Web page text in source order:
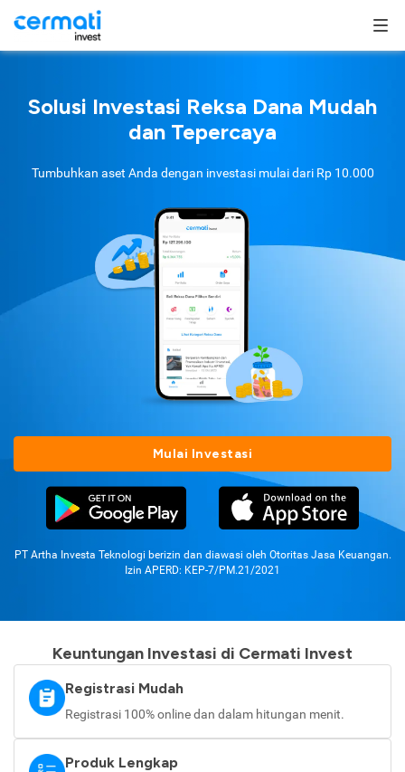
Solusi Investasi Reksa Dana Mudah
dan Tepercaya
Tumbuhkan aset Anda dengan investasi mulai dari Rp 10.000
Mulai Investasi
PT Artha Investa Teknologi berizin dan diawasi oleh Otoritas Jasa Keuangan.
Izin APERD: KEP-7/PM.21/2021
Keuntungan Investasi di Cermati Invest
Registrasi Mudah
Registrasi 100% online dan dalam hitungan menit.
Produk Lengkap